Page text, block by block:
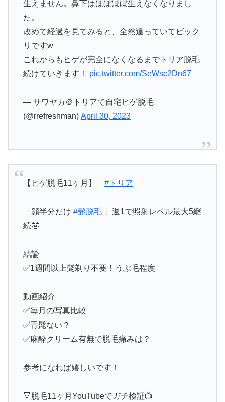
生えません。鼻下はほぼほぼ生えなくなりまし
た。
改めて経過を見てみると、全然違っていてビック
リですw
これからもヒゲが完全になくなるまでトリア脱毛
続けていきます！ pic.twitter.com/SeWsc2Dn67
— サワヤカ＠トリアで自宅ヒゲ脱毛
(@rrefreshman) April 30, 2023
【ヒゲ脱毛11ヶ月】 #トリア
「顔半分だけ #髭脱毛」週1で照射レベル最大5継
続🥸
結論
✅1週間以上髭剃り不要！うぶ毛程度
動画紹介
✅毎月の写真比較
✅青髭ない？
✅麻酔クリーム有無で脱毛痛みは？
参考になれば嬉しいです！
🔻脱毛11ヶ月YouTubeでガチ検証📺